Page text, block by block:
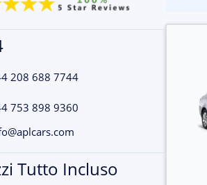
208 688 7744
753 898 9360
Tutto Incluso